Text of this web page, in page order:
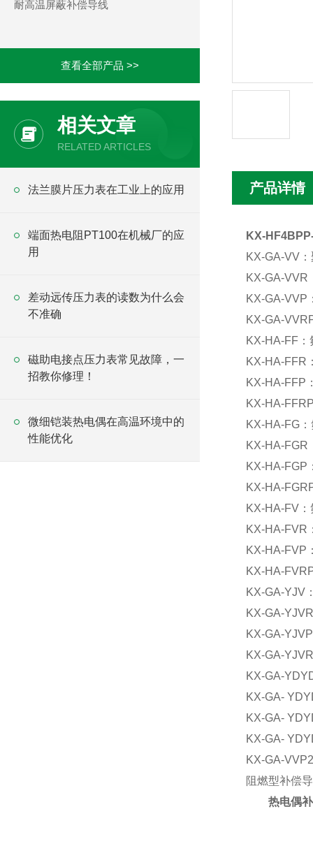
耐高温屏蔽补偿导线
查看全部产品 >>
相关文章
RELATED ARTICLES
法兰膜片压力表在工业上的应用
端面热电阻PT100在机械厂的应
用
差动远传压力表的读数为什么会
不准确
磁助电接点压力表常见故障，一
招教你修理！
微细铠装热电偶在高温环境中的
性能优化
产品详情
KX-
KX-GA-VV
KX-GA-VVR
KX-GA-VVP
KX-GA-
KX-HA-FF
KX-HA-FFR
KX-HA-FFP
KX-HA-
KX-HA-FG
KX-HA-FGR
KX-HA-FGP
KX-HA-
KX-HA-FV
KX-HA-FVR
KX-HA-FVP
KX-HA-
KX-GA-YJV
KX-GA-
KX-GA-
KX-GA-
KX-GA-
KX-GA-
KX-GA-
KX-GA-
KX-GA-
阻燃型补偿
热电偶